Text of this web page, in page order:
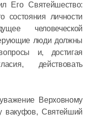
Его Святейшество:
состояния личности
человеческой
люди должны
и, достигая
действовать
Верховному
вакуфов, Святейший